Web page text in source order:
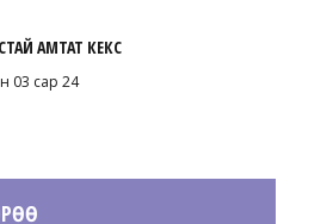
АМТАТ КЕКС
03 сар 24